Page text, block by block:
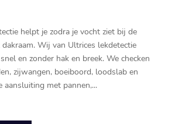
helpt je zodra je vocht ziet bij de
Wij van Ultrices lekdetectie
en zonder hak en breek.​ We checken
zijwangen, boeiboord, loodslab en
aansluiting met pannen,...